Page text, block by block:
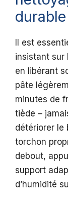
Il est
insistant sur
en libérant
pâte
minutes de
tiède –
détériorer le
torchon
debout,
support
d’humidité